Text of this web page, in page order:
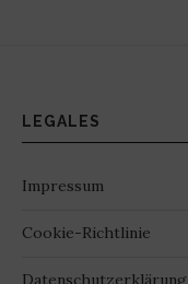
LEGALES
Impressum
Cookie-Richtlinie
Datenschutzerklärung